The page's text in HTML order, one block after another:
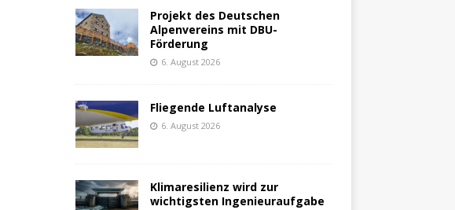
Projekt des Deutschen
Alpenvereins mit DBU-
Förderung
6. August 2026
Fliegende Luftanalyse
6. August 2026
Klimaresilienz wird zur
wichtigsten Ingenieuraufgabe